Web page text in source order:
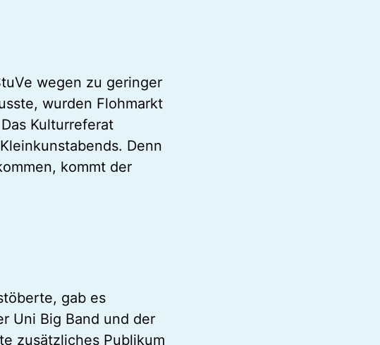
wegen zu geringer
wurden Flohmarkt
Kulturreferat
Denn
kommt der
gab es
Uni Big Band und der
zusätzliches Publikum